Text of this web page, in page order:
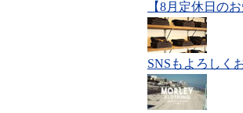
【8月定休日のお
SNSもよろしく